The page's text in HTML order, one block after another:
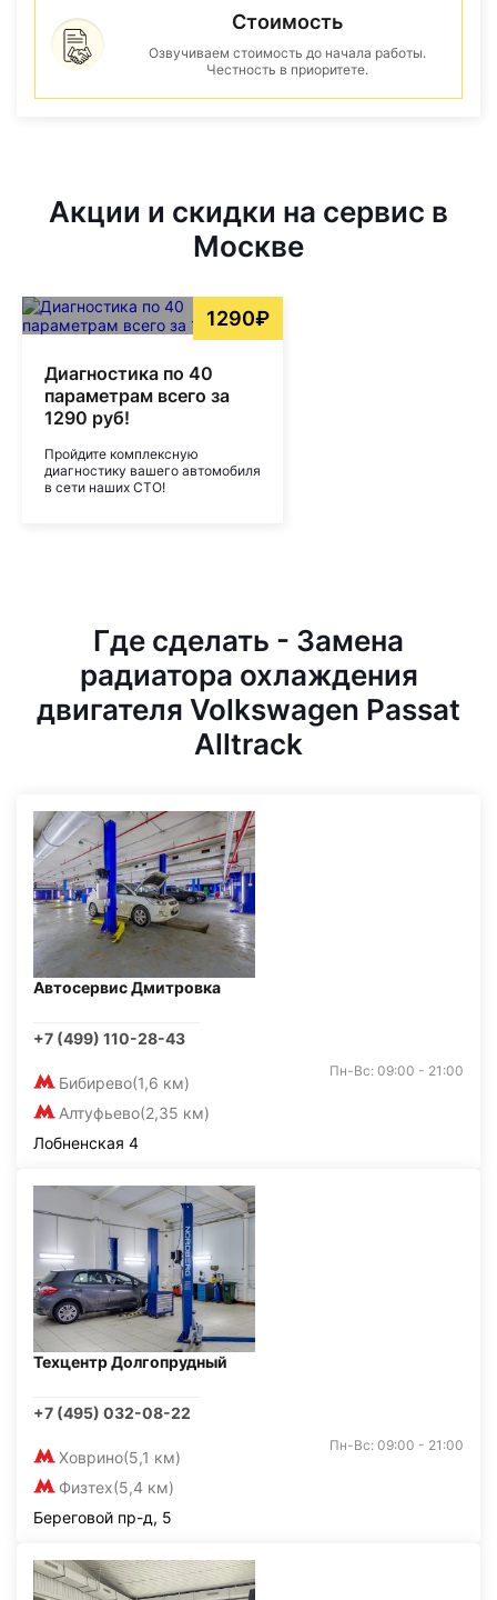
Стоимость
Озвучиваем стоимость до начала работы.
Честность в приоритете.
Акции и скидки на сервис в
Москве
1290₽
Диагностика по 40
параметрам всего за
1290 руб!
Пройдите комплексную
диагностику вашего автомобиля
в сети наших СТО!
Где сделать - Замена
радиатора охлаждения
двигателя Volkswagen Passat
Alltrack
Автосервис Дмитровка
+7 (499) 110-28-43
Бибирево(1,6 км)
Алтуфьево(2,35 км)
Пн-Вс: 09:00 - 21:00
Лобненская 4
Техцентр Долгопрудный
+7 (495) 032-08-22
Ховрино(5,1 км)
Физтех(5,4 км)
Пн-Вс: 09:00 - 21:00
Береговой пр-д, 5